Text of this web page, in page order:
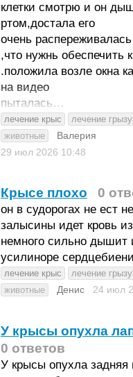
клетки смотрю и он
ртом,достала его
очень
,что нужнь обеспечить
.положила возле окна
на видео
пыталась…
лечение крыс
лечение
животные
Валерия
29 июл 2026 10:48
Крысе плохо 0
он в судорогах не ест
залысины идет кровь
немного сильно дышит
усилиноре
лечение крыс
лечение
животные
Денис 24 июл
У крысы опухла
0 ответов
У крысы опухла задняя